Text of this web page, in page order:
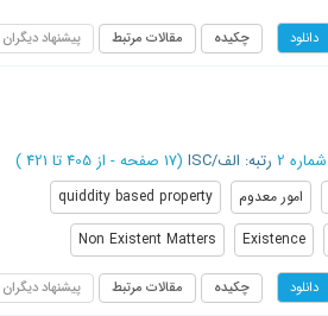
دانلود چکیده مقالات مرتبط پیشنهاد دیگران
رتبه: الف/ISC (‎17 صفحه - از 405 تا 421 )
امور معدوم
quiddity based property
Existence
Non Existent Matters
دانلود چکیده مقالات مرتبط پیشنهاد دیگران